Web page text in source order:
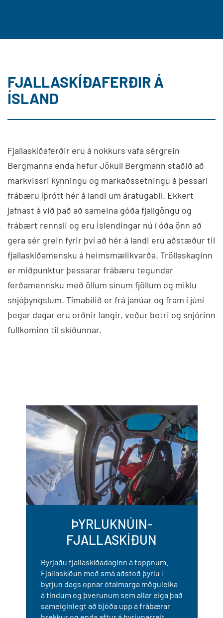
FJALLASKÍÐAFERÐIR Á
ÍSLAND
Fjallaskíðaferðir eru á nokkurs vafa sérgrein
Bergmanna enda hefur Jökull Bergmann staðið að
markvissri kynningu og markaðssetningu á þessari
frábæru íþrótt hér á landi um áratugabil. Ekkert
jafnast á við það að sameina góða fjallgöngu og
frábært rennsli og eru Íslendingar nú í óða önn að
gera sér grein fyrir því að hér á landi eru aðstæður til
fjallaskíðamensku á heimsmælikvarða. Tröllaskaginn
er miðpunktur þessarar frábæru tegundar
ferðamennsku með öllum sínum fjöllum og miklu
snjóþyngslum. Tímabilið er frá janúar og fram í júní
þegar dagar eru orðnir langir, veður betri og snjórinn
fullkominn til skíðunnar.
ÞYRLUKNÚIN-
FJALLASKÍÐUN
Byrjaðu fjallaskíðadaginn á toppnum.
Fjallaskíðun með smá aðstoð þyrlu í
byrjun dags opnar ótalmarga möguleika
á tindum og þverunum sem allar eiga það
sameiginlegt að bjóða upp á frábærar